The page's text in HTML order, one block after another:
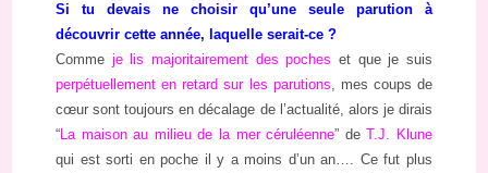
Si tu devais ne choisir qu’une seule parution à
découvrir cette année, laquelle serait-ce ?
Comme je lis majoritairement des poches et que je suis
perpétuellement en retard sur les parutions, mes coups de
cœur sont toujours en décalage de l’actualité, alors je dirais
“La maison au milieu de la mer céruléenne” deT.J. Klune
qui est sorti en poche il y a moins d’un an…. Ce fut plus